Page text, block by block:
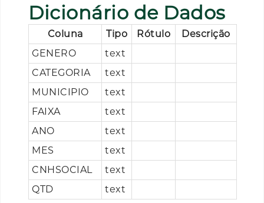
Dicionário de Dados
Coluna Tipo Rótulo
Descrição
GENERO
text
CATEGORIA
text
MUNICIPIO
text
FAIXA
text
ANO
text
MES
text
CNHSOCIAL
text
QTD
text